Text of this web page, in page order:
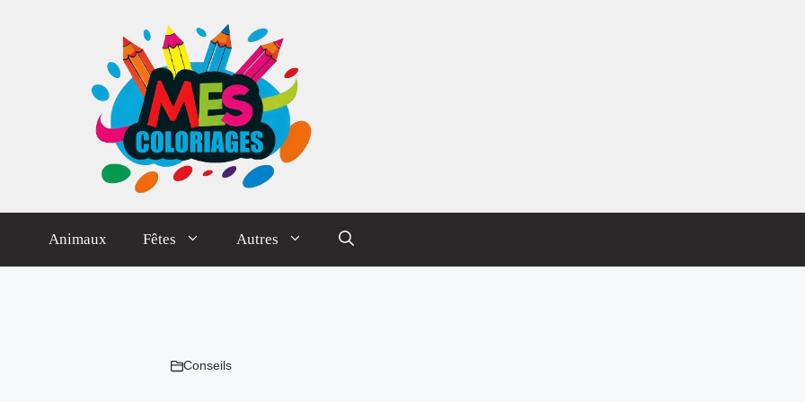
Animaux Fêtes Autres
Conseils